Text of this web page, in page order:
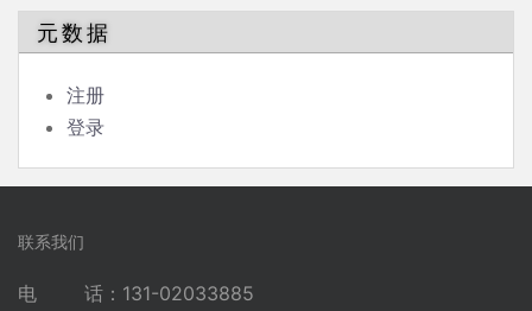
元数据
注册
登录
联系我们
电 话：131-02033885